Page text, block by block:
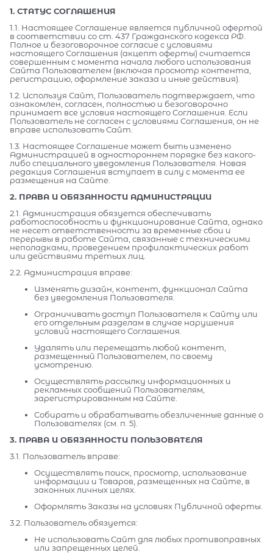
1. СТАТУС СОГЛАШЕНИЯ
1.1. Настоящее Соглашение является публичной офертой
в соответствии со ст. 437 Гражданского кодекса РФ.
Полное и безоговорочное согласие с условиями
настоящего Соглашения (акцепт оферты) считается
совершенным с момента начала любого использования
Сайта Пользователем (включая просмотр контента,
регистрацию, оформление заказа и иные действия).
1.2. Используя Сайт, Пользователь подтверждает, что
ознакомлен, согласен, полностью и безоговорочно
принимает все условия настоящего Соглашения. Если
Пользователь не согласен с условиями Соглашения, он не
вправе использовать Сайт.
1.3. Настоящее Соглашение может быть изменено
Администрацией в одностороннем порядке без какого-
либо специального уведомления Пользователя. Новая
редакция Соглашения вступает в силу с момента ее
размещения на Сайте.
2. ПРАВА И ОБЯЗАННОСТИ АДМИНИСТРАЦИИ
2.1. Администрация обязуется обеспечивать
работоспособность и функционирование Сайта, однако
не несет ответственности за временные сбои и
перерывы в работе Сайта, связанные с техническими
неполадками, проведением профилактических работ
или действиями третьих лиц.
2.2. Администрация вправе:
Изменять дизайн, контент, функционал Сайта
без уведомления Пользователя.
Ограничивать доступ Пользователя к Сайту или
его отдельным разделам в случае нарушения
условий настоящего Соглашения.
Удалять или перемещать любой контент,
размещенный Пользователем, по своему
усмотрению.
Осуществлять рассылку информационных и
рекламных сообщений Пользователям,
зарегистрированным на Сайте.
Собирать и обрабатывать обезличенные данные о
Пользователях (см. п. 5).
3. ПРАВА И ОБЯЗАННОСТИ ПОЛЬЗОВАТЕЛЯ
3.1. Пользователь вправе:
Осуществлять поиск, просмотр, использование
информации и Товаров, размещенных на Сайте, в
законных личных целях.
Оформлять Заказы на условиях Публичной оферты.
3.2. Пользователь обязуется:
Не использовать Сайт для любых противоправных
или запрещенных целей.